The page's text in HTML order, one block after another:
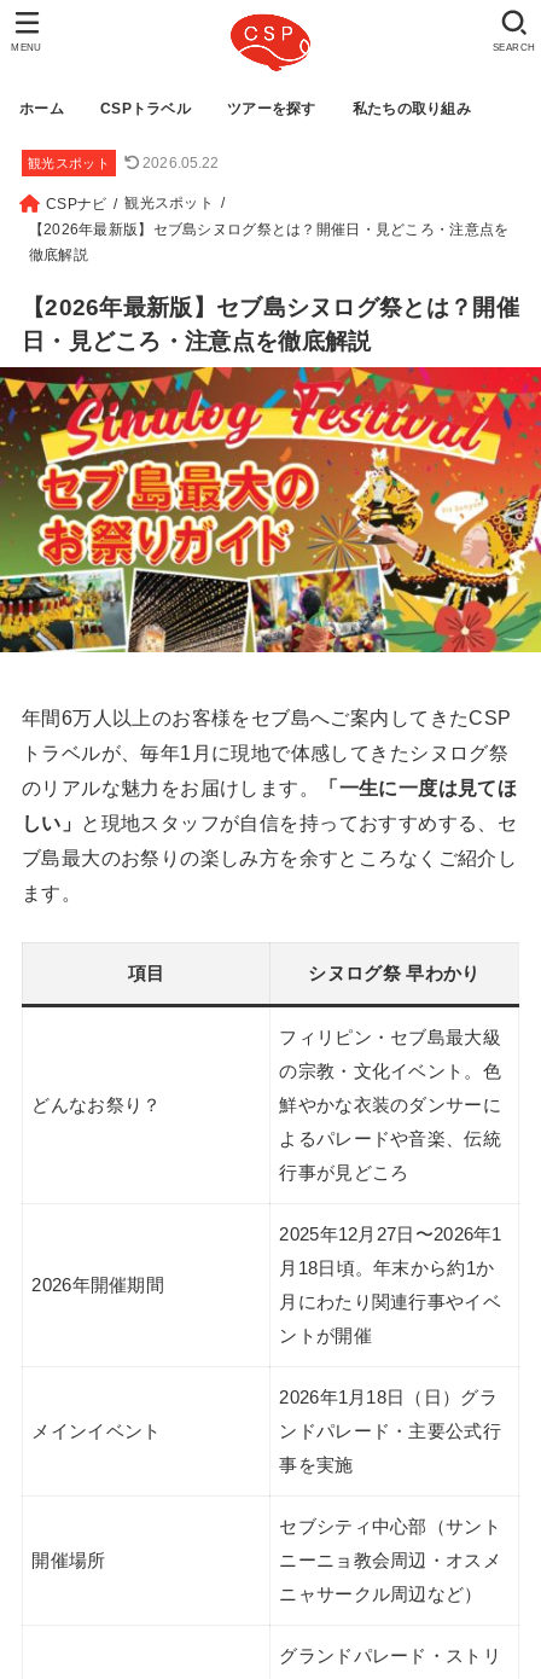
ホーム CSPトラベル ツアーを探す 私たちの取り組み
SEARCH
MENU
観光スポット 2026.05.22
CSPナビ
観光スポット
【2026年最新版】セブ島シヌログ祭とは？開催日・見どころ・注意点を
徹底解説
【2026年最新版】セブ島シヌログ祭とは？開催
日・見どころ・注意点を徹底解説
年間6万人以上のお客様をセブ島へご案内してきたCSP
トラベルが、毎年1月に現地で体感してきたシヌログ祭
のリアルな魅力をお届けします。
「一生に一度は見てほ
しい」
と現地スタッフが自信を持っておすすめする、セ
ブ島最大のお祭りの楽しみ方を余すところなくご紹介し
ます。
項目 シヌログ祭 早わかり
どんなお祭り？
フィリピン・セブ島最大級
の宗教・文化イベント。色
鮮やかな衣装のダンサーに
よるパレードや音楽、伝統
行事が見どころ
2026年開催期間
2025年12月27日〜2026年1
月18日頃。年末から約1か
月にわたり関連行事やイベ
ントが開催
メインイベント
2026年1月18日（日）グラ
ンドパレード・主要公式行
事を実施
開催場所
セブシティ中心部（サント
ニーニョ教会周辺・オスメ
ニャサークル周辺など）
グランドパレード・ストリ